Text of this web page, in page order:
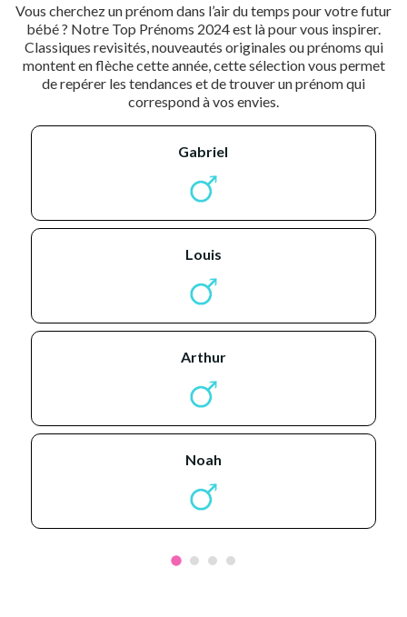
Vous cherchez un prénom dans l’air du temps pour votre futur
bébé ? Notre Top Prénoms 2024 est là pour vous inspirer.
Classiques revisités, nouveautés originales ou prénoms qui
montent en flèche cette année, cette sélection vous permet
de repérer les tendances et de trouver un prénom qui
correspond à vos envies.
gabriel
louis
arthur
noah